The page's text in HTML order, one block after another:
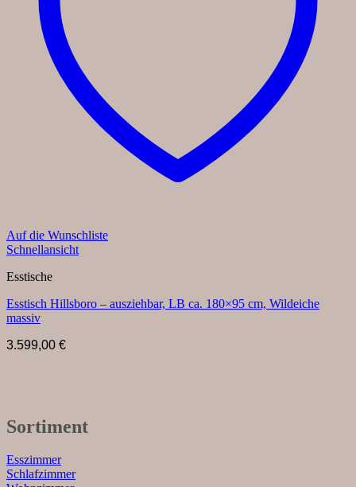
Auf die Wunschliste
Schnellansicht
Esstische
Esstisch Hillsboro – ausziehbar, LB ca. 180×95 cm, Wildeiche
massiv
3.599,00 €
Sortiment
Esszimmer
Schlafzimmer